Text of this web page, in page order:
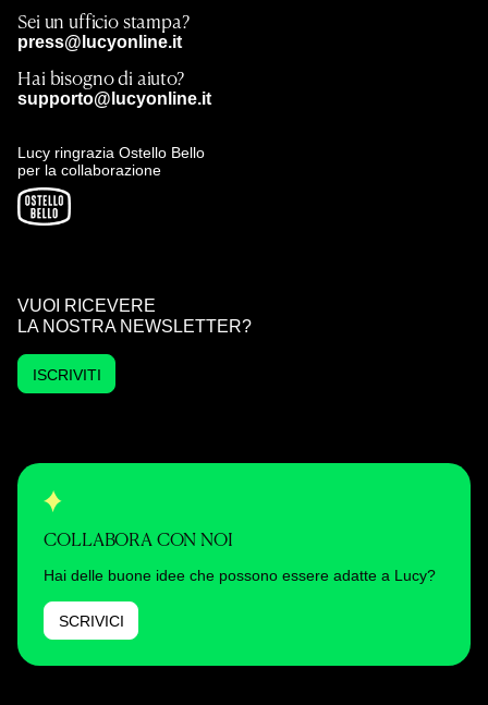
Sei un ufficio stampa?
press@lucyonline.it
Hai bisogno di aiuto?
supporto@lucyonline.it
Lucy ringrazia Ostello Bello
per la collaborazione
VUOI RICEVERE
LA NOSTRA NEWSLETTER?
ISCRIVITI
COLLABORA CON NOI
Hai delle buone idee che possono essere adatte a Lucy?
SCRIVICI